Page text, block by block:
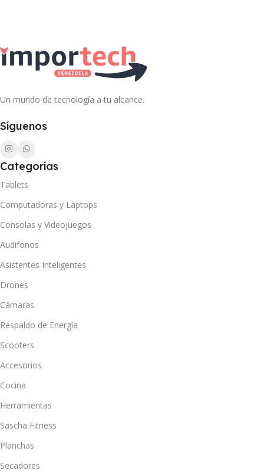
Un mundo de tecnología a tu alcance.
Síguenos
Categorías
Tablets
Computadoras y Laptops
Consolas y Videojuegos
Audifonos
Asistentes Inteligentes
Drones
Cámaras
Respaldo de Energía
Scooters
Accesorios
Cocina
Herramientas
Sascha Fitness
Planchas
Secadores